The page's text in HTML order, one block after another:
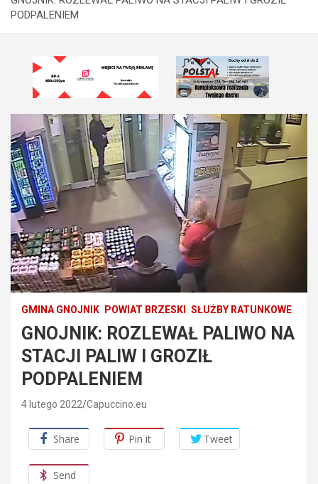
PODPALENIEM
GMINA GNOJNIK POWIAT BRZESKI SŁUŻBY RATUNKOWE
GNOJNIK: ROZLEWAŁ PALIWO NA
STACJI PALIW I GROZIŁ
PODPALENIEM
4 lutego 2022 Capuccino.eu
Share Pin it Tweet
Send